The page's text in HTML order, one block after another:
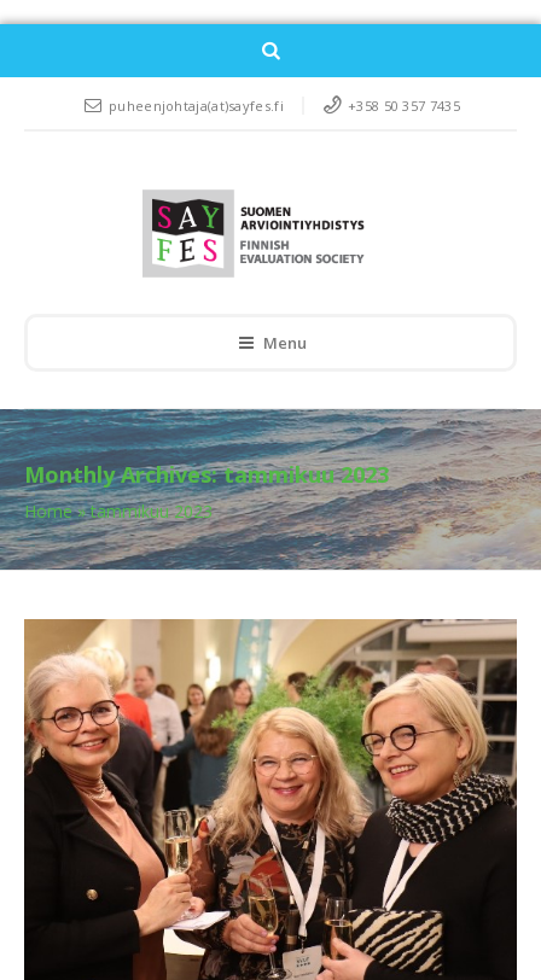
puheenjohtaja(at)sayfes.fi +358 50 357 7435
Menu
Monthly Archives:tammikuu 2023
Home »tammikuu 2023